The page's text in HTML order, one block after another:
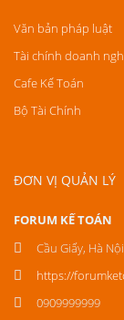
Văn bản pháp luật
Tài chính doanh
Cafe Kế Toán
Bộ Tài Chính
ĐƠN VỊ QUẢN LÝ
FORUM KẾ TOÁN
Cầu Giấy, Hà Nội
https://
0909999999